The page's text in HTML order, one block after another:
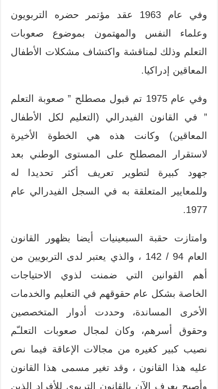
وفي عام 1963 عقد مؤتمر حضره التربويون
وعلماء النفس والمهتمون بموضوع صعوبات
التعلم وذلك لمناقشة واكتشاف مشكلات الأطفال
المعاقين إدراكيا.
وفي عام 1975 تم قبول مصطلح ” صعوبة التعلم
” في القانون الفيدرالي (التعليم لكل الأطفال
المعاقين) وكانت هذه هي الخطوة الأخيرة
لاستقرار المصطلح على المستوى الوطني بعد
جهود كبيرة لتطوير تعريف أكثر تحديدا له
وللمعايير المتعلقة به في السجل الفيدرالي عام
1977.
وامتازت حقبة السبعينيات أيضا بظهور القانون
العام 94 / 142 ، والذي يعتبر لدى التربويين من
أهم القوانين التي ضمنت لذوي الاحتياجات
الخاصة بشكل عام حقوقهم في التعليم والخدمات
الأخرى المساندة، وحددت أدوار المتخصصين
وحقوق أسرهم، وكان لمجال صعوبات التعلـّم
نصيب كبير كغيره من مجالات الإعاقة فيما نص
عليه هذا القانون ، وقد تغير مسمى هذا القانون
وأصبح يعرف الآن بالقانون التربوي للأفراد الذين